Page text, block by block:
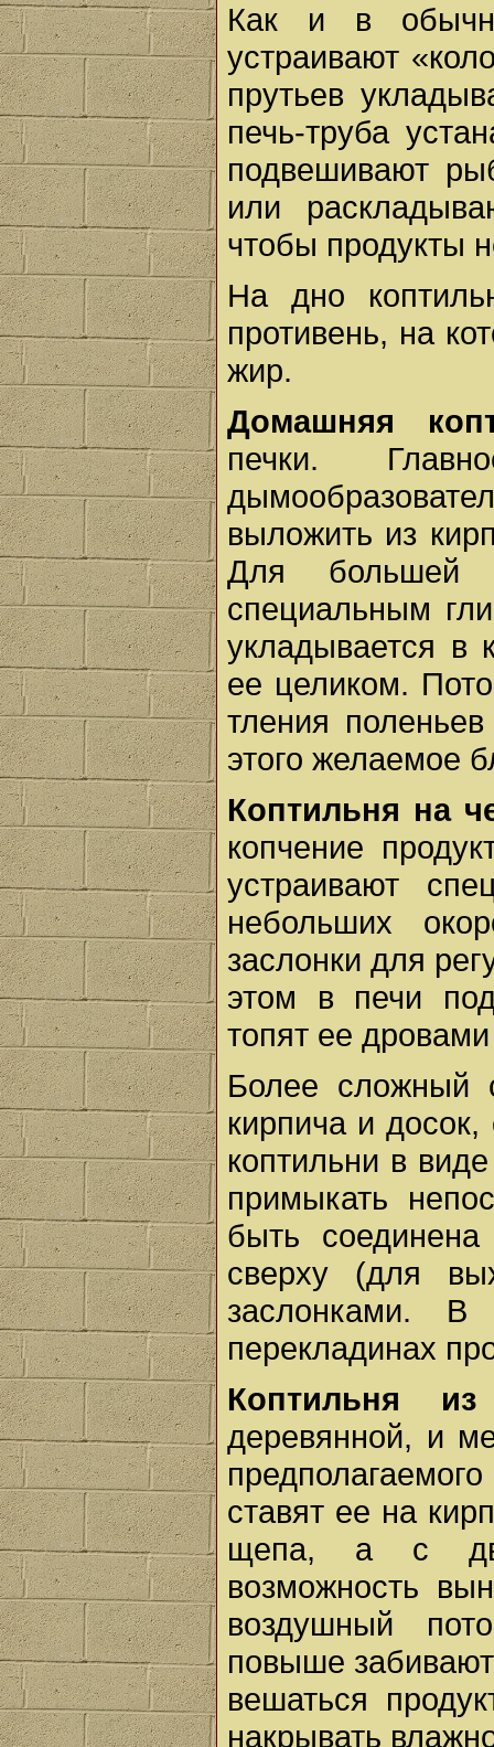
Как и в
устраивают
прутьев
печь-труба
подвешивают
или
чтобы продукты
На дно
противень, на
жир.
Домашняя
печки.
выложить из
Для большей
специальным
укладывается в
ее целиком.
тления
этого желаемое
Коптильня на
копчение
устраивают
небольших
заслонки для
этом в печи
топят ее
Более сложный
кирпича и
коптильни в
примыкать
быть
сверху (для
заслонками. В
перекладинах
Коптильня
деревянной, и
ставят ее на
щепа, а с
возможность
воздушный
повыше
вешаться
накрывать